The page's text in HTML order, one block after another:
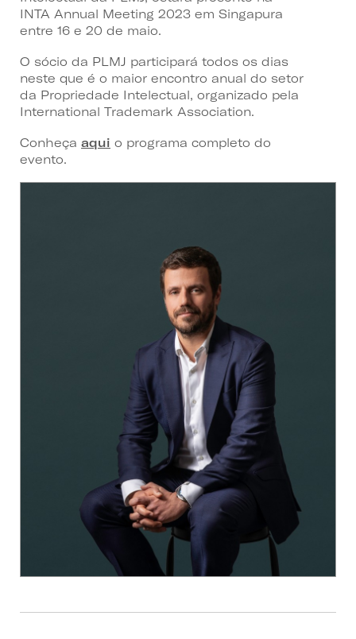
INTA Annual Meeting 2023 em Singapura
entre 16 e 20 de maio.
O sócio da PLMJ participará todos os dias
neste que é o maior encontro anual do setor
da Propriedade Intelectual, organizado pela
International Trademark Association.
Conheça aqui o programa completo do
evento.